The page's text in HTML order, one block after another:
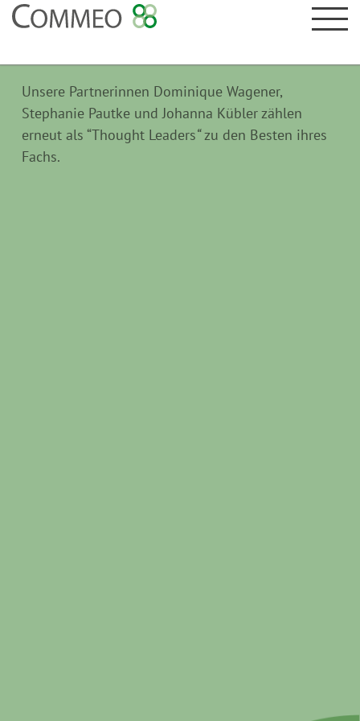
Unsere Partnerinnen Dominique Wagener,
Stephanie Pautke und Johanna Kübler zählen
erneut als “Thought Leaders“zu den Besten ihres
Fachs.